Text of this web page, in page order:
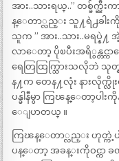
အား..သားရယ္..” တစ္ခ်က္
န္ေတာ္လည္း သူ႔ရဲ႕ခါး
သူက ” အား..သား..မရပ္နဲ
လာေတာ့ ပိုၿပီးအရိွန္တင္က
ရေတြထြက္သြားသလိုဘဲ သု
န႔က တေန႔လုံး နားလိုက္
ပန္ခါနီမွာ ကြၽန္ေတာ့ပါ
ေျပာတယ္ ။
ကြၽန္ေတာ္လည္း ဟုတ္ကဲ့ပ
ပန္ေတာ့ အခန္းကိုဝင္ကာ ခ